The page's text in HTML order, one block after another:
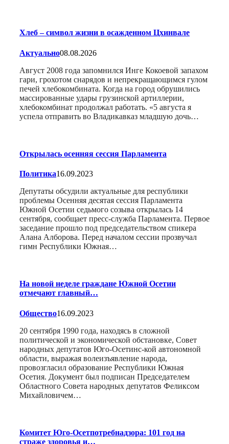
Хлеб – символ жизни в осажденном Цхинвале
Актуально08.08.2026
Август 2008 года запомнился Инге Кокоевой запахом
гари, грохотом снарядов и непрекращающимся гулом
печей хлебокомбината. Когда на город обрушились
массированные удары грузинской артиллерии,
хлебокомбинат продолжал работать. «5 августа я
успела отправить во Владикавказ младшую дочь…
Открылась осенняя сессия Парламента
Политика16.09.2023
Депутаты обсудили актуальные для республики
проблемы Осенняя десятая сессия Парламента
Южной Осетии седьмого созыва открылась 14
сентября, сообщает пресс-служба Парламента. Первое
заседание прошло под председательством спикера
Алана Алборова. Перед началом сессии прозвучал
гимн Республики Южная…
На новой неделе граждане Южной Осетии
отмечают главный…
Общество16.09.2023
20 сентября 1990 года, находясь в сложной
политической и экономической обстановке, Совет
народных депутатов Юго-Осетинс-кой автономной
области, выражая волеизъявление народа,
провозгласил образование Республики Южная
Осетия. Документ был подписан Председателем
Областного Совета народных депутатов Феликсом
Михайловичем…
Комитет Юго-Осетпотребнадзора: 101 год на
страже здоровья и…